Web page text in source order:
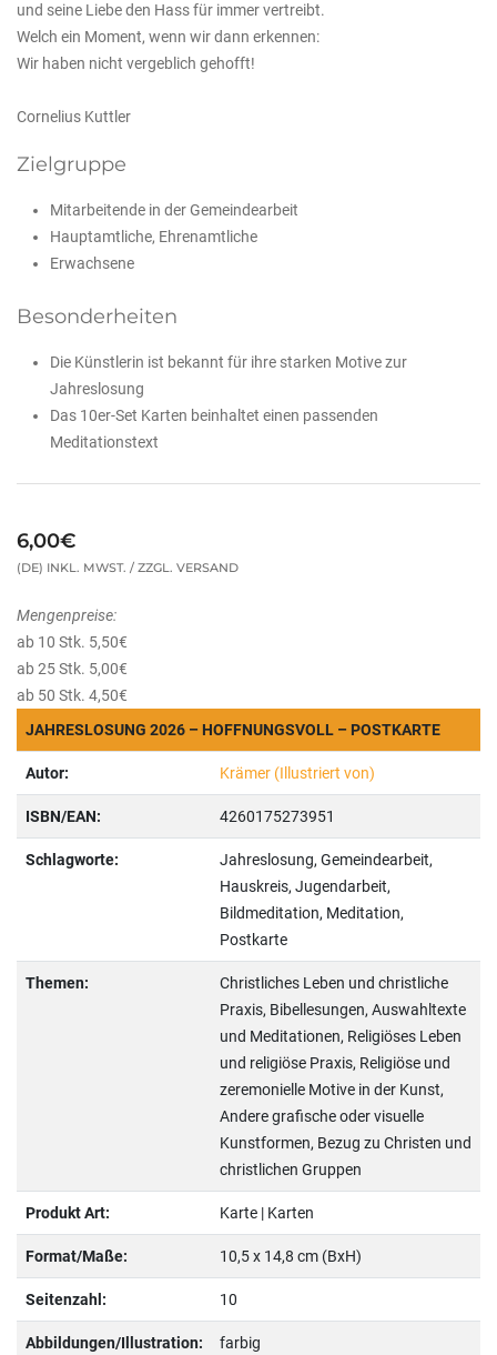
und seine Liebe den Hass für immer vertreibt.
Welch ein Moment, wenn wir dann erkennen:
Wir haben nicht vergeblich gehofft!
Cornelius Kuttler
Zielgruppe
Mitarbeitende in der Gemeindearbeit
Hauptamtliche, Ehrenamtliche
Erwachsene
Besonderheiten
Die Künstlerin ist bekannt für ihre starken Motive zur
Jahreslosung
Das 10er-Set Karten beinhaltet einen passenden
Meditationstext
6,00€
(DE) INKL. MWST. / ZZGL. VERSAND
Mengenpreise:
ab 10 Stk. 5,50€
ab 25 Stk. 5,00€
ab 50 Stk. 4,50€
JAHRESLOSUNG 2026 – HOFFNUNGSVOLL – POSTKARTE
Autor: Krämer (Illustriert von)
ISBN/EAN: 4260175273951
Schlagworte:
Jahreslosung, Gemeindearbeit,
Hauskreis, Jugendarbeit,
Bildmeditation, Meditation,
Postkarte
Themen:
Christliches Leben und christliche
Praxis, Bibellesungen, Auswahltexte
und Meditationen, Religiöses Leben
und religiöse Praxis, Religiöse und
zeremonielle Motive in der Kunst,
Andere grafische oder visuelle
Kunstformen, Bezug zu Christen und
christlichen Gruppen
Produkt Art: Karte | Karten
Format/Maße: 10,5 x 14,8 cm (BxH)
Seitenzahl: 10
Abbildungen/Illustration: farbig